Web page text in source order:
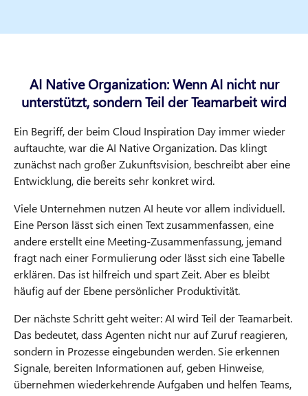
AI Native Organization: Wenn AI nicht nur
unterstützt, sondern Teil der Teamarbeit wird
Ein Begriff, der beim Cloud Inspiration Day immer wieder
auftauchte, war die AI Native Organization. Das klingt
zunächst nach großer Zukunftsvision, beschreibt aber eine
Entwicklung, die bereits sehr konkret wird.
Viele Unternehmen nutzen AI heute vor allem individuell.
Eine Person lässt sich einen Text zusammenfassen, eine
andere erstellt eine Meeting-Zusammenfassung, jemand
fragt nach einer Formulierung oder lässt sich eine Tabelle
erklären. Das ist hilfreich und spart Zeit. Aber es bleibt
häufig auf der Ebene persönlicher Produktivität.
Der nächste Schritt geht weiter: AI wird Teil der Teamarbeit.
Das bedeutet, dass Agenten nicht nur auf Zuruf reagieren,
sondern in Prozesse eingebunden werden. Sie erkennen
Signale, bereiten Informationen auf, geben Hinweise,
übernehmen wiederkehrende Aufgaben und helfen Teams,